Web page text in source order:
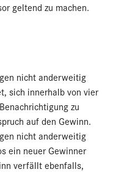
geltend zu machen.
nicht anderweitig
sich innerhalb von vier
zu
auf den Gewinn.
nicht anderweitig
ein neuer Gewinner
verfällt ebenfalls,